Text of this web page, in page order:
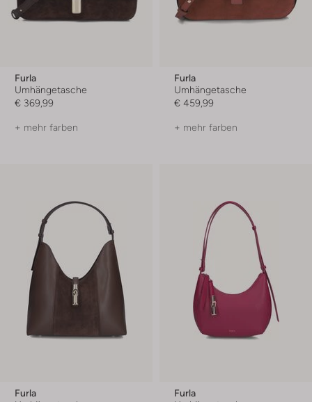
Furla
Umhängetasche
€ 369,99
+ mehr farben
Furla
Umhängetasche
€ 459,99
+ mehr farben
Furla
Furla